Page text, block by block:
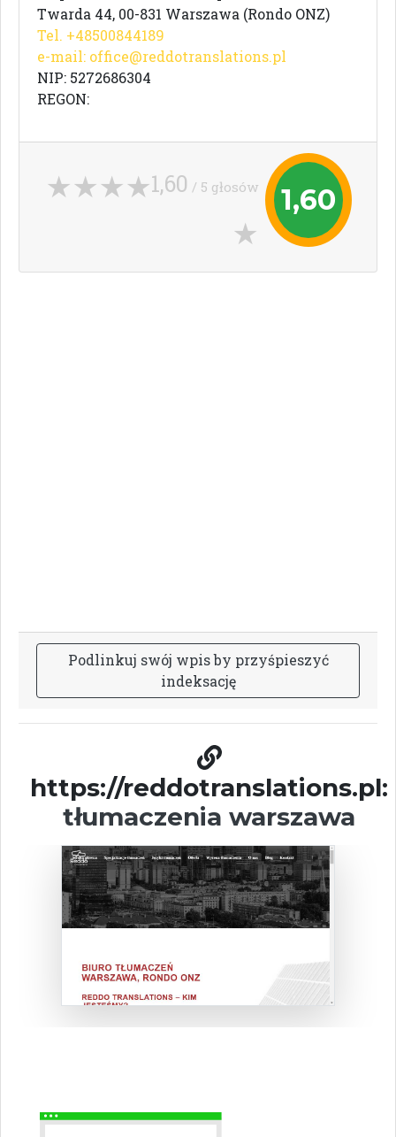
Twarda 44, 00-831 Warszawa (Rondo ONZ)
Tel. +48500844189
e-mail: office@reddotranslations.pl
NIP: 5272686304
REGON:
1,60
1,60 / 5 głosów
Podlinkuj swój wpisby przyśpieszyć
indeksację
https://reddotranslations.pl:
tłumaczenia warszawa